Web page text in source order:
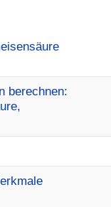
berechnen: